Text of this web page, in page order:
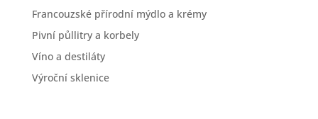
Francouzské přírodní mýdlo a krémy
Pivní půllitry a korbely
Víno a destiláty
Výroční sklenice